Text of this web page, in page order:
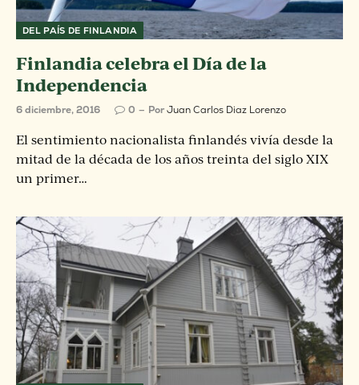
DEL PAÍS DE FINLANDIA
Finlandia celebra el Día de la
Independencia
6 diciembre, 2016 0 PorJuan Carlos Diaz Lorenzo
El sentimiento nacionalista finlandés vivía desde la
mitad de la década de los años treinta del siglo XIX
un primer…